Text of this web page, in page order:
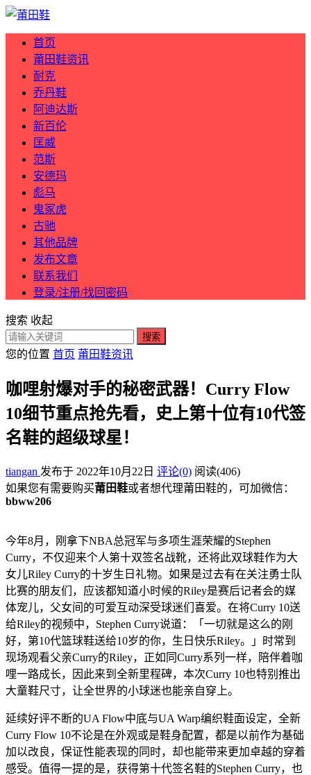
首页
莆田鞋资讯
耐克
乔丹鞋
阿迪达斯
新百伦
匡威
范斯
安德玛
彪马
鬼冢虎
古驰
其他品牌
发布文章
联系我们
登录/注册/找回密码
搜索 收起
搜索
您的位置 首页 莆田鞋资讯
咖哩射爆对手的秘密武器！Curry Flow
10细节重点抢先看，史上第十位有10代签
名鞋的超级球星！
tiangan 发布于 2022年10月22日 评论(0) 阅读(406)
如果您有需要购买莆田鞋或者想代理莆田鞋的，可加微信：
bbww206
今年8月，刚拿下NBA总冠军与多项生涯荣耀的Stephen
Curry，不仅迎来个人第十双签名战靴，还将此双球鞋作为大
女儿Riley Curry的十岁生日礼物。如果是过去有在关注勇士队
比赛的朋友们，应该都知道小时候的Riley是赛后记者会的媒
体宠儿，父女间的可爱互动深受球迷们喜爱。在将Curry 10送
给Riley的视频中，Stephen Curry说道：「一切就是这么的刚
好，第10代篮球鞋送给10岁的你，生日快乐Riley。」时常到
现场观看父亲Curry的Riley，正如同Curry系列一样，陪伴着咖
哩一路成长，因此来到全新里程碑，本次Curry 10也特别推出
大童鞋尺寸，让全世界的小球迷也能亲自穿上。
延续好评不断的UA Flow中底与UA Warp编织鞋面设定，全新
Curry Flow 10不论是在外观或是鞋身配置，都是以前作为基础
加以改良，保证性能表现的同时，却也能带来更加卓越的穿着
感受。值得一提的是，获得第十代签名鞋的Stephen Curry，也